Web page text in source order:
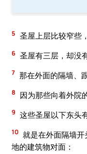
5 圣屋上层比较窄些
6 圣屋有三层，却没
7 那在外面的隔墙、
8 因为那些向着外院
9 这些圣屋以下东头
10 就是在外面隔墙
地的建筑物对面：